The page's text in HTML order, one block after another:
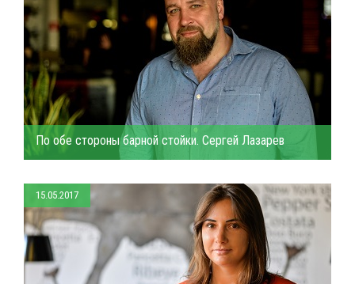
По обе стороны барной стойки. Сергей Лазарев
15.05.2017